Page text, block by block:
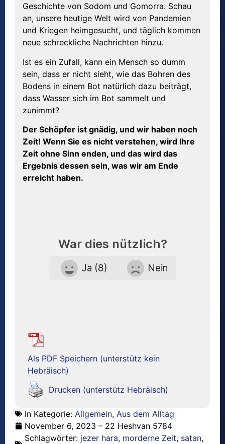
Geschichte von Sodom und Gomorra. Schau
an, unsere heutige Welt wird von Pandemien
und Kriegen heimgesucht, und täglich kommen
neue schreckliche Nachrichten hinzu.
Ist es ein Zufall, kann ein Mensch so dumm
sein, dass er nicht sieht, wie das Bohren des
Bodens in einem Bot natürlich dazu beiträgt,
dass Wasser sich im Bot sammelt und
zunimmt?
Der Schöpfer ist gnädig, und wir haben noch
Zeit! Wenn Sie es nicht verstehen, wird Ihre
Zeit ohne Sinn enden, und das wird das
Ergebnis dessen sein, was wir am Ende
erreicht haben.
War dies nützlich?
Ja (8) Nein
Als PDF Speichern (unterstütz kein
Hebräisch)
Drucken (unterstütz Hebräisch)
In Kategorie: Allgemein, Aus dem Alltag
November 6, 2023 – 22 Heshvan 5784
Schlagwörter: jezer hara, morderne Zeit, satan,